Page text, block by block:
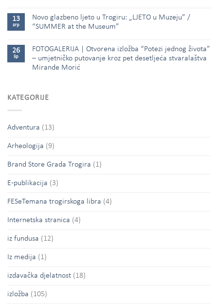
13
srp
Novo glazbeno ljeto u Trogiru: „LJETO u Muzeju” /
“SUMMER at the Museum”
26
lip
FOTOGALERIJA | Otvorena izložba “Potezi jednog života”
– umjetničko putovanje kroz pet desetljeća stvaralaštva
Mirande Morić
KATEGORIJE
Adventura (13)
Arheologija (9)
Brand Store Grada Trogira (1)
E-publikacija (3)
FESeTemana trogirskoga libra (4)
Internetska stranica (4)
iz fundusa (12)
Iz medija (1)
izdavačka djelatnost (18)
izložba (105)